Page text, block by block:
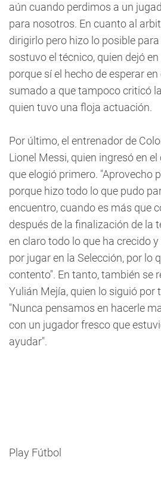
aún cuando perdimos a un
para nosotros. En cuanto al
dirigirlo pero hizo lo posible
sostuvo el técnico, quien dejó
porque sí el hecho de esperar
sumado a que tampoco criticó
quien tuvo una floja actuación.
Por último, el entrenador de
Lionel Messi, quien ingresó en
que elogió primero. "Aprovecho
porque hizo todo lo que pudo
encuentro, cuando es más que
después de la finalización de la
en claro todo lo que ha crecido
por jugar en la Selección, por lo
contento". En tanto, también se
Yulián Mejía, quien lo siguió por
"Nunca pensamos en hacerle
con un jugador fresco que
ayudar".
Play Fútbol